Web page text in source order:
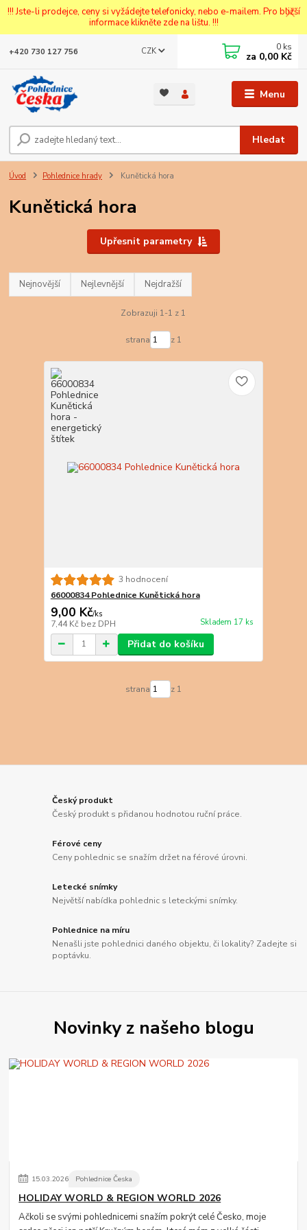
!!! Jste-li prodejce, ceny si vyžádejte telefonicky, nebo e-mailem. Pro bližší
informace klikněte zde na lištu. !!!
Menu
CZK
Hledat
+420 730 127 756 0 ks
za 0,00 Kč
Úvod Pohlednice hrady Kunětická hora
Kunětická hora
Upřesnit parametry
Nejnovější Nejlevnější Nejdražší
Zobrazuji 1-1 z 1
strana z 1
3 hodnocení
66000834 Pohlednice Kunětická hora
9,00 Kč/ks
7,44 Kč bez DPH Skladem 17 ks
Přidat do košíku
strana z 1
Český produkt
Český produkt s přidanou hodnotou ruční práce.
Férové ceny
Ceny pohlednic se snažím držet na férové úrovni.
Letecké snímky
Největší nabídka pohlednic s leteckými snímky.
Pohlednice na míru
Nenašli jste pohlednici daného objektu, či lokality? Zadejte si
poptávku.
Novinky z našeho blogu
15.03.2026 Pohlednice Česka
HOLIDAY WORLD & REGION WORLD 2026
Ačkoli se svými pohlednicemi snažím pokrýt celé Česko, moje